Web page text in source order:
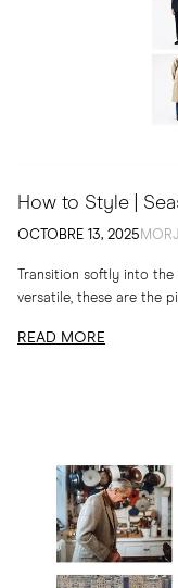
How to Style |
OCTOBRE 13, 2025
Transition softly into
versatile, these are the
READ MORE